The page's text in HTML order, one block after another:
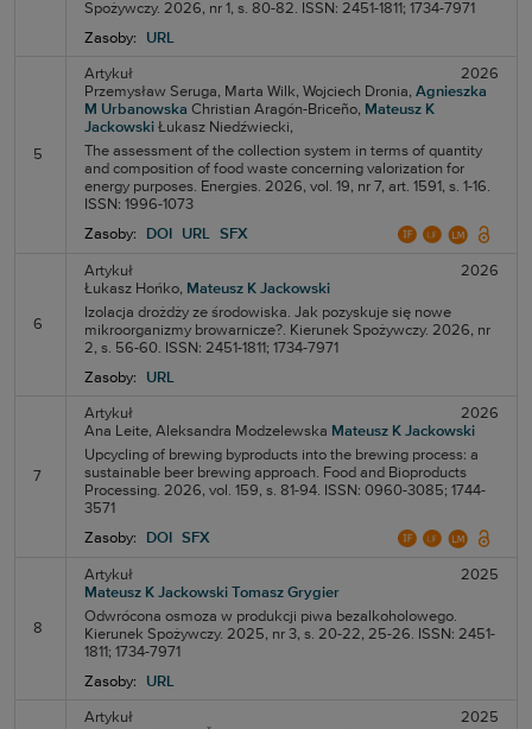
Spożywczy. 2026, nr 1, s. 80-82. ISSN: 2451-1811; 1734-7971
Zasoby:
URL
5
Artykuł
2026
Przemysław Seruga, Marta Wilk, Wojciech Dronia, Agnieszka
M Urbanowska Christian Aragón-Briceño, Mateusz K
Jackowski Łukasz Niedźwiecki,
The assessment of the collection system in terms of quantity
and composition of food waste concerning valorization for
energy purposes. Energies. 2026, vol. 19, nr 7, art. 1591, s. 1-16.
ISSN: 1996-1073
Zasoby:
DOI URL SFX
6
Artykuł
2026
Łukasz Hońko, Mateusz K Jackowski
Izolacja drożdży ze środowiska. Jak pozyskuje się nowe
mikroorganizmy browarnicze?. Kierunek Spożywczy. 2026, nr
2, s. 56-60. ISSN: 2451-1811; 1734-7971
Zasoby:
URL
7
Artykuł
2026
Ana Leite, Aleksandra Modzelewska Mateusz K Jackowski
Upcycling of brewing byproducts into the brewing process: a
sustainable beer brewing approach. Food and Bioproducts
Processing. 2026, vol. 159, s. 81-94. ISSN: 0960-3085; 1744-
3571
Zasoby:
DOI SFX
8
Artykuł
2025
Mateusz K Jackowski Tomasz Grygier
Odwrócona osmoza w produkcji piwa bezalkoholowego.
Kierunek Spożywczy. 2025, nr 3, s. 20-22, 25-26. ISSN: 2451-
1811; 1734-7971
Zasoby:
URL
Artykuł
2025